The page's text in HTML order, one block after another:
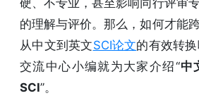
的理解与评价。那么，如何才能
从中文到英文SCI论文的有效转
交流中心小编就为大家介绍“中
SCI”。